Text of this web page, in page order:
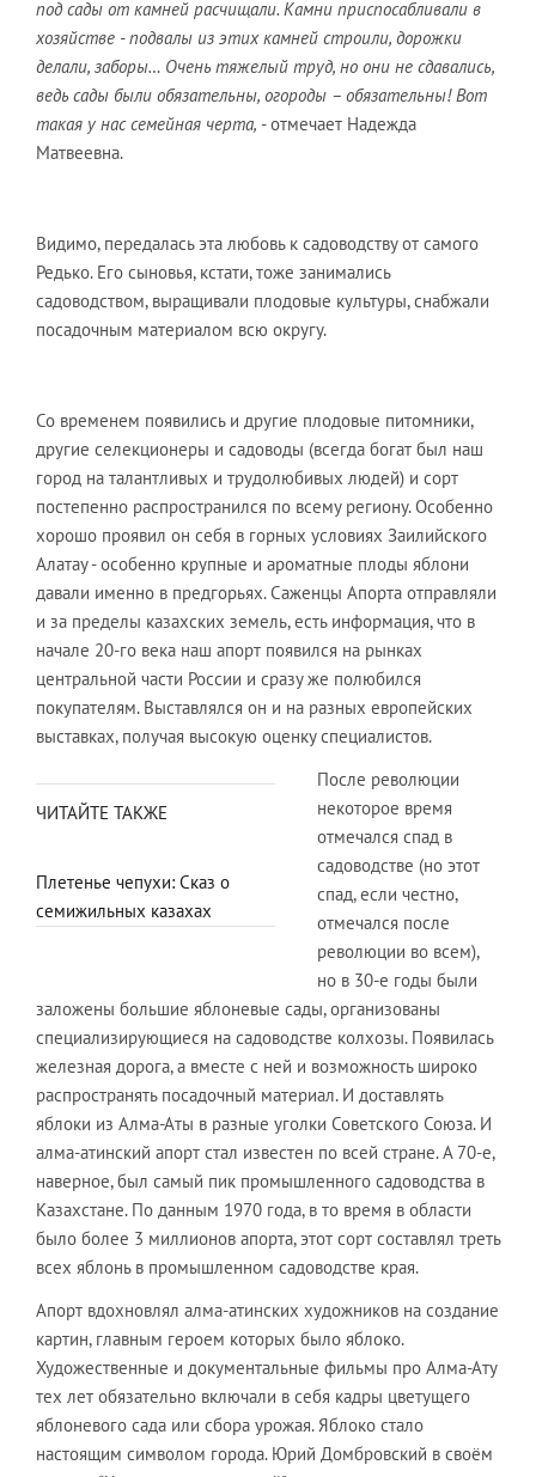
под сады от камней расчищали. Камни приспосабливали в
хозяйстве - подвалы из этих камней строили, дорожки
делали, заборы… Очень тяжелый труд, но они не сдавались,
ведь сады были обязательны, огороды – обязательны! Вот
такая у нас семейная черта, - отмечает Надежда
Матвеевна.
Видимо, передалась эта любовь к садоводству от самого
Редько. Его сыновья, кстати, тоже занимались
садоводством, выращивали плодовые культуры, снабжали
посадочным материалом всю округу.
Со временем появились и другие плодовые питомники,
другие селекционеры и садоводы (всегда богат был наш
город на талантливых и трудолюбивых людей) и сорт
постепенно распространился по всему региону. Особенно
хорошо проявил он себя в горных условиях Заилийского
Алатау - особенно крупные и ароматные плоды яблони
давали именно в предгорьях. Саженцы Апорта отправляли
и за пределы казахских земель, есть информация, что в
начале 20-го века наш апорт появился на рынках
центральной части России и сразу же полюбился
покупателям. Выставлялся он и на разных европейских
выставках, получая высокую оценку специалистов.
ЧИТАЙТЕ ТАКЖЕ
Плетенье чепухи: Сказ о
семижильных казахах
После революции
некоторое время
отмечался спад в
садоводстве (но этот
спад, если честно,
отмечался после
революции во всем),
но в 30-е годы были
заложены большие яблоневые сады, организованы
специализирующиеся на садоводстве колхозы. Появилась
железная дорога, а вместе с ней и возможность широко
распространять посадочный материал. И доставлять
яблоки из Алма-Аты в разные уголки Советского Союза. И
алма-атинский апорт стал известен по всей стране. А 70-е,
наверное, был самый пик промышленного садоводства в
Казахстане. По данным 1970 года, в то время в области
было более 3 миллионов апорта, этот сорт составлял треть
всех яблонь в промышленном садоводстве края.
Апорт вдохновлял алма-атинских художников на создание
картин, главным героем которых было яблоко.
Художественные и документальные фильмы про Алма-Ату
тех лет обязательно включали в себя кадры цветущего
яблоневого сада или сбора урожая. Яблоко стало
настоящим символом города. Юрий Домбровский в своём